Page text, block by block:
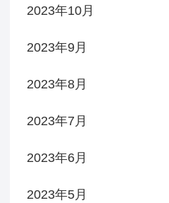
2023年10月
2023年9月
2023年8月
2023年7月
2023年6月
2023年5月